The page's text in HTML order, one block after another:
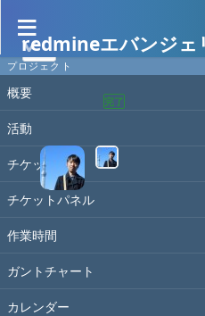
プロジェクト
概要
活動
チケット
チケットパネル
作業時間
ガントチャート
カレンダー
redmineエバンジェリ
活動 #331 完了
門屋さんが